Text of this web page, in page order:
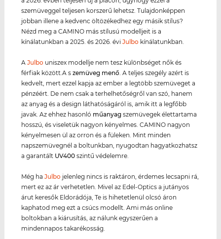
szemüveggel teljesen korszerű lehetsz. Tulajdonképpen
jobban illene a kedvenc öltözékedhez egy másik stílus?
Nézd meg a CAMINO más stílusú modelljeit is a
kínálatunkban a 2025. és 2026. éviJulbo kínálatunkban.
AJulbo uniszex modellje nem tesz különbséget nők és
férfiak között.A szemüveg menő . A teljes szegély azért is
kedvelt, mert ezzel kapja az ember a legtöbb szemüveget a
pénzéért. De nem csak a terhelhetőségről van szó, hanem
az anyag és a design láthatóságáról is, amik itt a legfőbb
javak. Az ehhez hasonló műanyag szemüvegek élettartama
hosszú, és viseletük nagyon kényelmes. CAMINO nagyon
kényelmesen ül az orron és a füleken. Mint minden
napszemüvegnél a boltunkban, nyugodtan hagyatkozhatsz
a garantált UV400 szintű védelemre.
Még haJulbo jelenleg nincs is raktáron, érdemes lecsapni rá,
mert ez az ár verhetetlen. Mivel az Edel-Optics a jutányos
árut keresők Eldorádója, Te is hihetetlenül olcsó áron
kaphatod meg ezt a csúcs modellt. Ami más online
boltokban a kiárusítás, az nálunk egyszerűen a
mindennapos takarékosság.